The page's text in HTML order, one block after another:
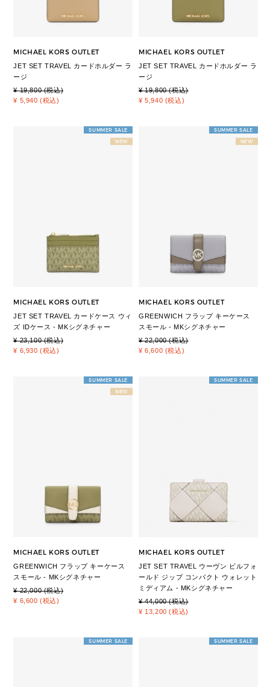
MICHAEL KORS OUTLET
JET SET TRAVEL カードホルダー ラ
ージ
¥ 19,800 (税込)
¥ 5,940 (税込)
MICHAEL KORS OUTLET
JET SET TRAVEL カードホルダー ラ
ージ
¥ 19,800 (税込)
¥ 5,940 (税込)
SUMMER SALE
NEW
MICHAEL KORS OUTLET
JET SET TRAVEL カードケース ウィ
ズ IDケース - MKシグネチャー
¥ 23,100 (税込)
¥ 6,930 (税込)
SUMMER SALE
NEW
MICHAEL KORS OUTLET
GREENWICH フラップ キーケース
スモール - MKシグネチャー
¥ 22,000 (税込)
¥ 6,600 (税込)
SUMMER SALE
NEW
MICHAEL KORS OUTLET
GREENWICH フラップ キーケース
スモール - MKシグネチャー
¥ 22,000 (税込)
¥ 6,600 (税込)
SUMMER SALE
MICHAEL KORS OUTLET
JET SET TRAVEL ウーヴン ビルフォ
ールド ジップ コンパクト ウォレット
ミディアム - MKシグネチャー
¥ 44,000 (税込)
¥ 13,200 (税込)
SUMMER SALE SUMMER SALE